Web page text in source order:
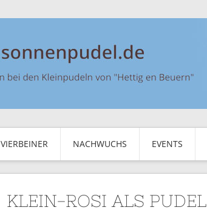
VIERBEINER NACHWUCHS EVENTS
KLEIN-ROSI ALS PUDEL